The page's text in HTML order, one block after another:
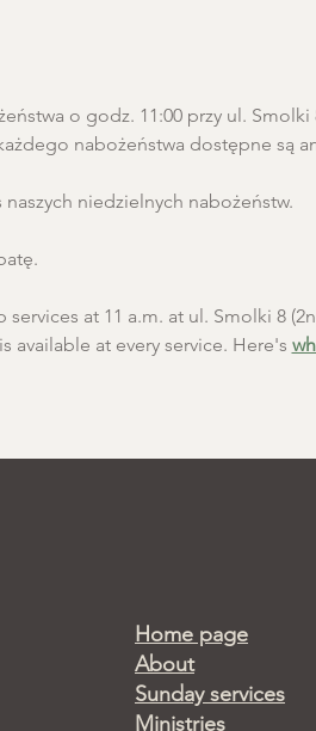
o godz. 11:00 przy ul.
nabożeństwa dostępne są
niedzielnych nabożeństw.
at 11 a.m. at ul. Smolki 8
available at every service. Here's
Home page
About
Sunday services
Ministries